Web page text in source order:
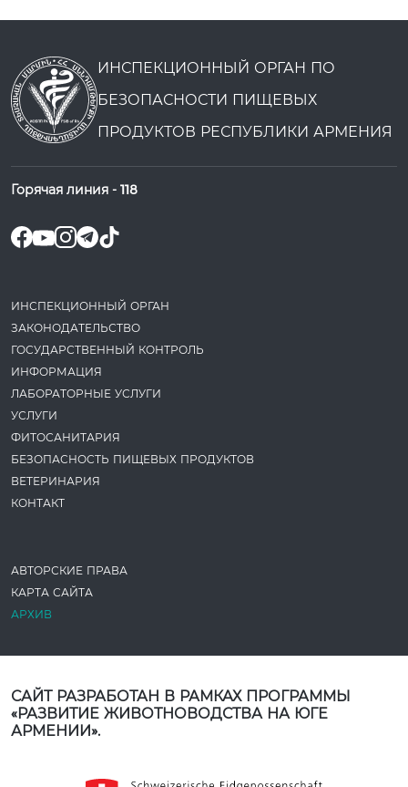
ИНСПЕКЦИОННЫЙ ОРГАН ПО
БЕЗОПАСНОСТИ ПИЩЕВЫХ
ПРОДУКТОВ РЕСПУБЛИКИ АРМЕНИЯ
Горячая линия - 118
ИНСПЕКЦИОННЫЙ ОРГАН
ЗАКОНОДАТЕ­ЛЬСТВО
ГОСУДАРСТВЕННЫЙ КОНТРОЛЬ
ИНФОРМАЦИЯ
ЛАБОРАТОРНЫЕ УСЛУГИ
УСЛУГИ
ФИТОСАНИТАРИЯ
БЕЗОПАСНОСТЬ ПИЩЕВЫХ ПРОДУКТОВ
ВЕТЕРИНАРИЯ
КОНТАКТ
АВТОРСКИЕ ПРАВА
КАРТА САЙТА
АРХИВ
САЙТ РАЗРАБОТАН В РАМКАХ ПРОГРАММЫ
«РАЗВИТИЕ ЖИВОТНОВОДСТВА НА ЮГЕ
АРМЕНИИ».